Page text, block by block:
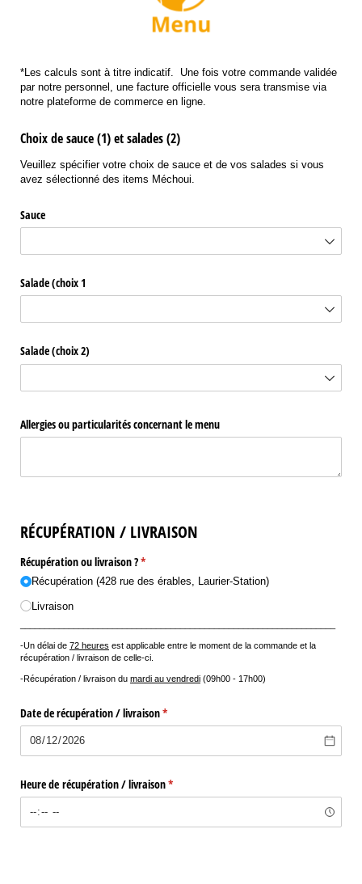
*Les calculs sont à titre indicatif. Une fois votre commande validée
par notre personnel, une facture officielle vous sera transmise via
notre plateforme de commerce en ligne.
Choix de sauce (1) et salades (2)
Veuillez spécifier votre choix de sauce et de vos salades si vous
avez sélectionné des items Méchoui.
Sauce
Salade (choix 1
Salade (choix 2)
Allergies ou particularités concernant le menu
RÉCUPÉRATION / LIVRAISON
Récupération ou livraison ?*
(requis)
Récupération (428 rue des érables, Laurier-Station)
Livraison
-Un délai de 72 heures est applicable entre le moment de la commande et la
récupération / livraison de celle-ci.
-Récupération / livraison du mardi au vendredi (09h00 - 17h00)
Date de récupération /​ livraison*
(requis)
Heure de récupération /​ livraison*
(requis)